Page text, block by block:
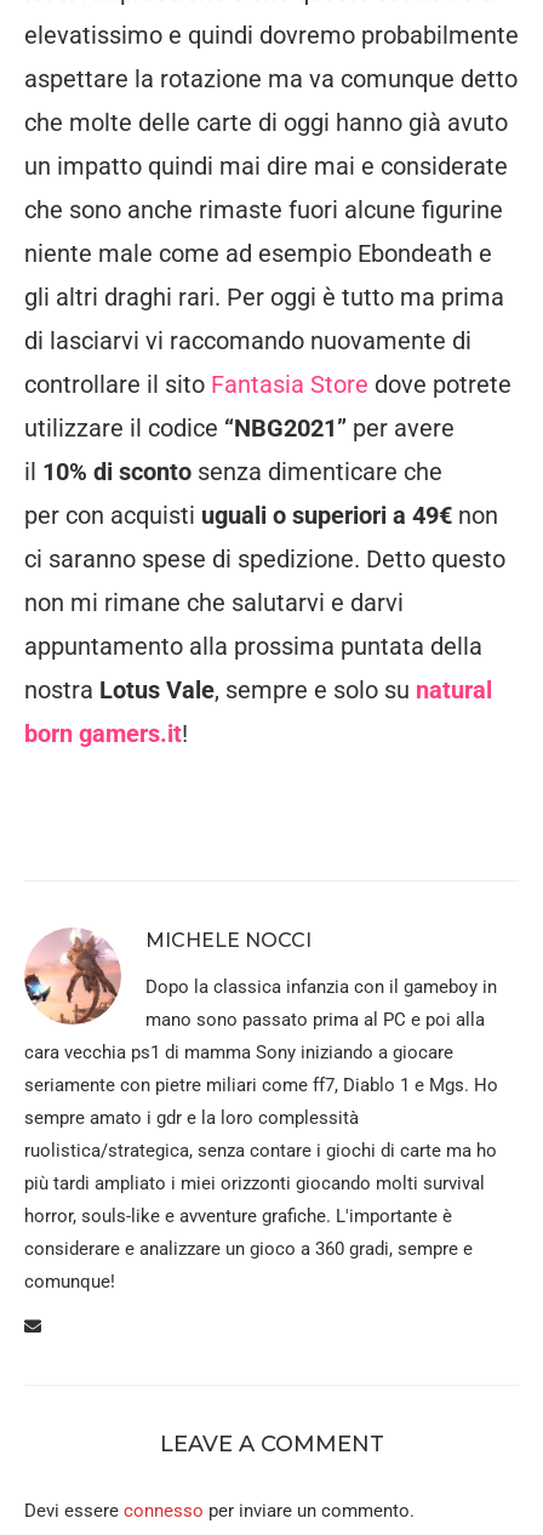
elevatissimo e quindi dovremo probabilmente
aspettare la rotazione ma va comunque detto
che molte delle carte di oggi hanno già avuto
un impatto quindi mai dire mai e considerate
che sono anche rimaste fuori alcune figurine
niente male come ad esempio Ebondeath e
gli altri draghi rari. Per oggi è tutto ma prima
di lasciarvi vi raccomando nuovamente di
controllare il sito Fantasia Store dove potrete
utilizzare il codice “NBG2021” per avere
il 10% di sconto senza dimenticare che
per con acquisti uguali o superiori a 49€ non
ci saranno spese di spedizione. Detto questo
non mi rimane che salutarvi e darvi
appuntamento alla prossima puntata della
nostra Lotus Vale, sempre e solo su natural
born gamers.it!
MICHELE NOCCI
Dopo la classica infanzia con il gameboy in
mano sono passato prima al PC e poi alla
cara vecchia ps1 di mamma Sony iniziando a giocare
seriamente con pietre miliari come ff7, Diablo 1 e Mgs. Ho
sempre amato i gdr e la loro complessità
ruolistica/strategica, senza contare i giochi di carte ma ho
più tardi ampliato i miei orizzonti giocando molti survival
horror, souls-like e avventure grafiche. L'importante è
considerare e analizzare un gioco a 360 gradi, sempre e
comunque!
LEAVE A COMMENT
Devi essere connesso per inviare un commento.